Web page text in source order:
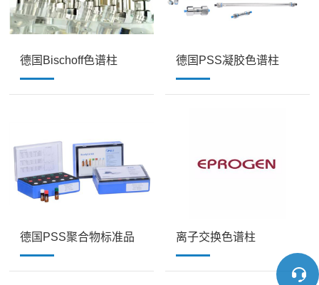
德国Bischoff色谱柱 德国PSS凝胶色谱柱
德国PSS聚合物标准品 离子交换色谱柱